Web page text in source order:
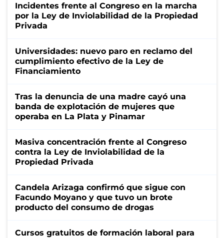
Incidentes frente al Congreso en la marcha
por la Ley de Inviolabilidad de la Propiedad
Privada
Universidades: nuevo paro en reclamo del
cumplimiento efectivo de la Ley de
Financiamiento
Tras la denuncia de una madre cayó una
banda de explotación de mujeres que
operaba en La Plata y Pinamar
Masiva concentración frente al Congreso
contra la Ley de Inviolabilidad de la
Propiedad Privada
Candela Arizaga confirmó que sigue con
Facundo Moyano y que tuvo un brote
producto del consumo de drogas
Cursos gratuitos de formación laboral para